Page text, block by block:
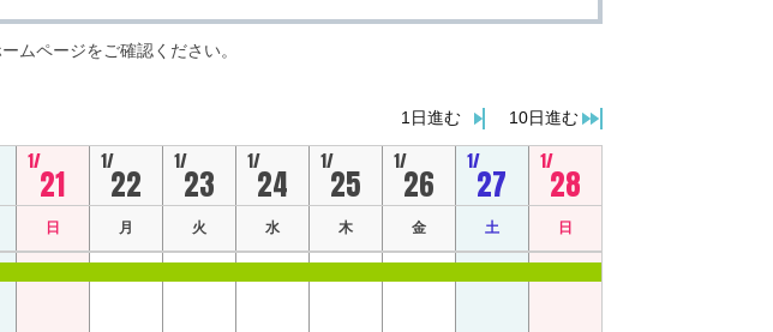
ムページをご確認ください。
10日進む
1日進む
1/
21
1/
22
1/
23
1/
24
1/
25
1/
26
1/
27
1/
28
日 月 火 水 木 金 土 日